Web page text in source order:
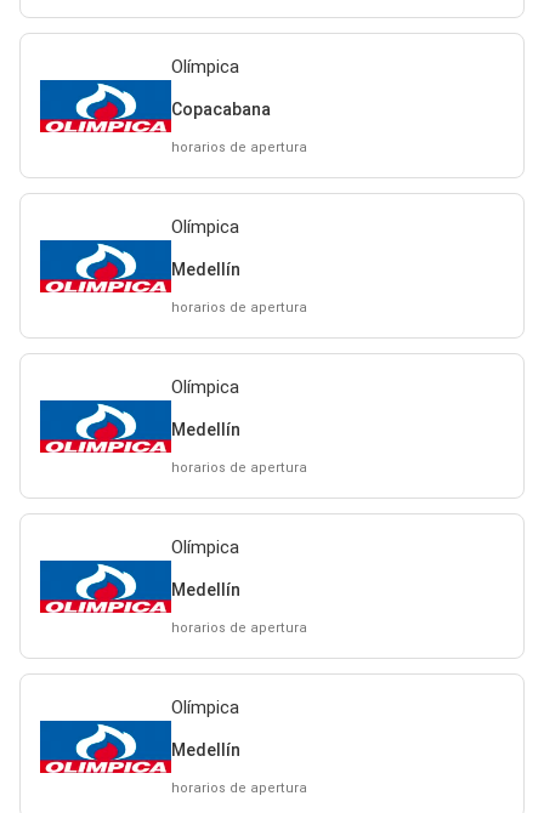
Olímpica
Copacabana
horarios de apertura
Olímpica
Medellín
horarios de apertura
Olímpica
Medellín
horarios de apertura
Olímpica
Medellín
horarios de apertura
Olímpica
Medellín
horarios de apertura